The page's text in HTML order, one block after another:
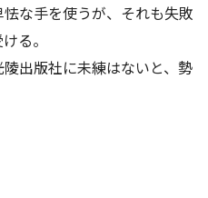
な手を使うが、それも失敗
る。
出版社に未練はないと、勢